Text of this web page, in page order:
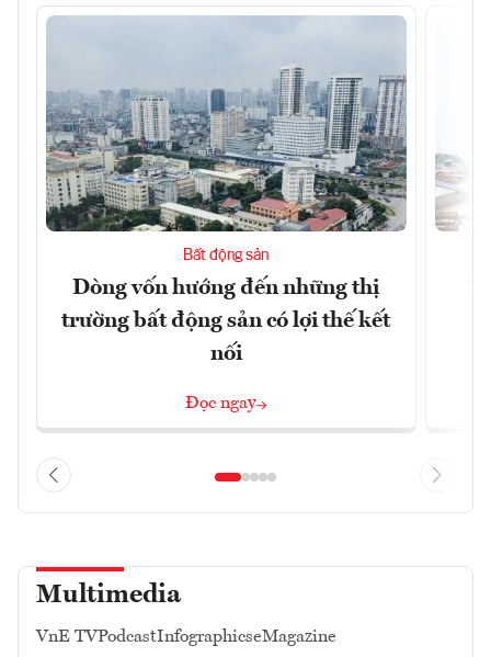
Bất động sản
Dòng vốn hướng đến những thị
trường bất động sản có lợi thế kết
nối
Đọc ngay
Multimedia
VnE TVPodcastInfographicseMagazine